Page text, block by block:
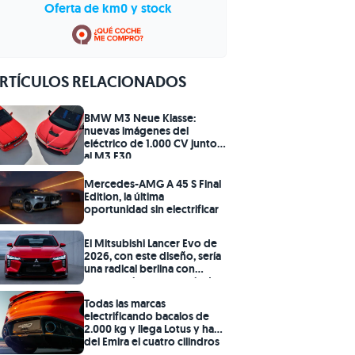
Oferta de km0 y stock
RELACIONADOS
BMW M3 Neue Klasse:
nuevas imágenes del
eléctrico de 1.000 CV junto
al M3 E30
Mercedes-AMG A 45 S Final
Edition, la última
oportunidad sin electrificar
El Mitsubishi Lancer Evo de
2026, con este diseño, sería
una radical berlina con
motor turbo y potencia de
Todas las marcas
electrificando bacalos de
2.000 kg y llega Lotus y hace
del Emira el cuatro cilindros